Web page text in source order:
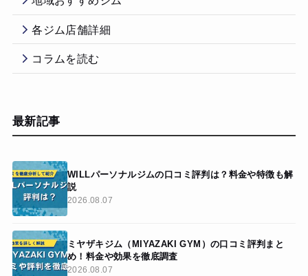
各ジム店舗詳細
コラムを読む
最新記事
WILLパーソナルジムの口コミ評判は？料金や特徴も解
説
2026.08.07
ミヤザキジム（MIYAZAKI GYM）の口コミ評判まと
め！料金や効果を徹底調査
2026.08.07